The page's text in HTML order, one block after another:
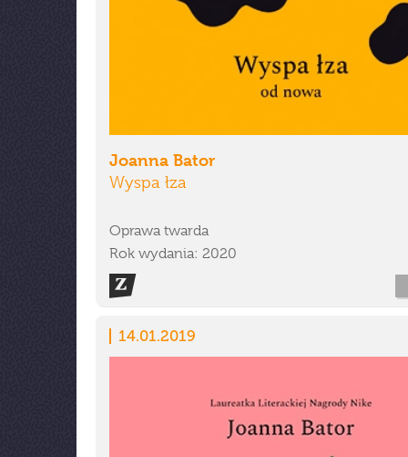
Joanna Bator
Wyspa łza
Oprawa twarda
Rok wydania: 2020
14.01.2019